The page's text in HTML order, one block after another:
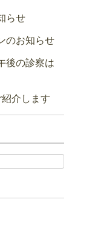
らせ
のお知らせ
後の診察は
介します